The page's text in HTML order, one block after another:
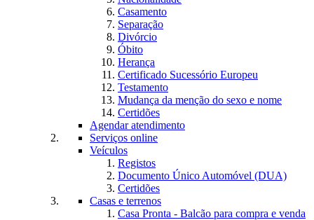
Casamento
Separação
Divórcio
Óbito
Herança
Certificado Sucessório Europeu
Testamento
Mudança da menção do sexo e nome
Certidões
Agendar atendimento
Serviços online
Veículos
Registos
Documento Único Automóvel (DUA)
Certidões
Casas e terrenos
Casa Pronta - Balcão para compra e venda